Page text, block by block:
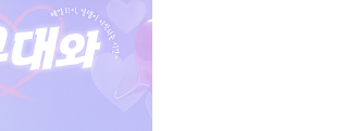
2026년 08월 07일(금)
2026년 08월 07일(금)
2026년 08월 07일(금)